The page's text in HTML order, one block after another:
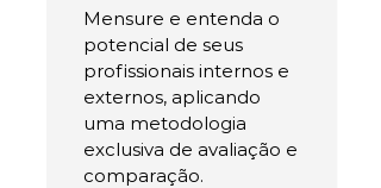
Mensure e entenda o
potencial de seus
profissionais internos e
externos, aplicando
uma metodologia
exclusiva de avaliação e
comparação.